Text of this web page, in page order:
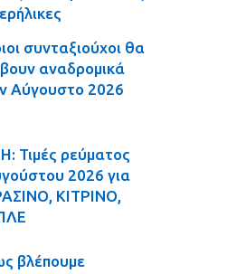
συνταξιούχοι θα
αναδρομικά
Αύγουστο 2026
Τιμές ρεύματος
2026 για
ΚΙΤΡΙΝΟ,
βλέπουμε